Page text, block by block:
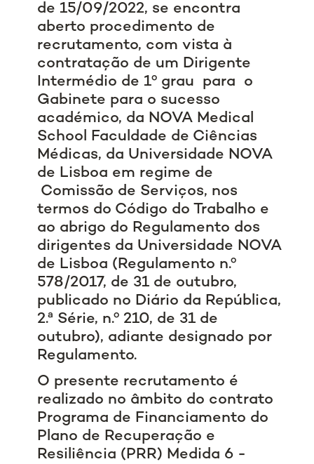
de 15/09/2022, se encontra
aberto procedimento de
recrutamento, com vista à
contratação de um Dirigente
Intermédio de 1º grau para o
Gabinete para o sucesso
académico, da NOVA Medical
School Faculdade de Ciências
Médicas, da Universidade NOVA
de Lisboa em regime de
Comissão de Serviços, nos
termos do Código do Trabalho e
ao abrigo do Regulamento dos
dirigentes da Universidade NOVA
de Lisboa (Regulamento n.º
578/2017, de 31 de outubro,
publicado no Diário da República,
2.ª Série, n.º 210, de 31 de
outubro), adiante designado por
Regulamento.
O presente recrutamento é
realizado no âmbito do contrato
Programa de Financiamento do
Plano de Recuperação e
Resiliência (PRR) Medida 6 -